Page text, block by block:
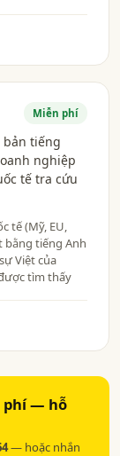
Miễn phí
bản tiếng
nghiệp
tế tra cứu
tế (Mỹ, EU,
bằng tiếng Anh
Việt của
tìm thấy
phí — hỗ
— hoặc nhắn